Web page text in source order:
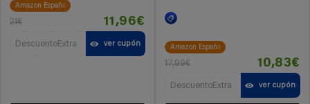
Amazon España
21€ 11,96€
DescuentoExtra ver cupón Amazon España
17,99€ 10,83€
DescuentoExtra ver cupón